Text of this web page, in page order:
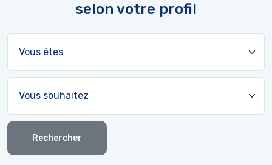
selon votre profil
Rechercher